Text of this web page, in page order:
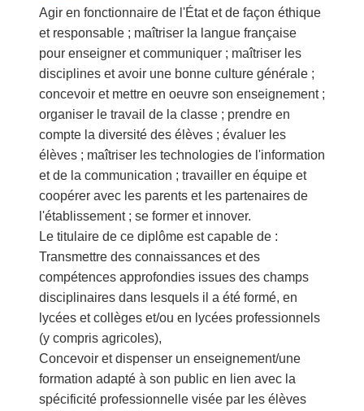
Agir en fonctionnaire de l'État et de façon éthique
et responsable ; maîtriser la langue française
pour enseigner et communiquer ; maîtriser les
disciplines et avoir une bonne culture générale ;
concevoir et mettre en oeuvre son enseignement ;
organiser le travail de la classe ; prendre en
compte la diversité des élèves ; évaluer les
élèves ; maîtriser les technologies de l'information
et de la communication ; travailler en équipe et
coopérer avec les parents et les partenaires de
l'établissement ; se former et innover.
Le titulaire de ce diplôme est capable de :
Transmettre des connaissances et des
compétences approfondies issues des champs
disciplinaires dans lesquels il a été formé, en
lycées et collèges et/ou en lycées professionnels
(y compris agricoles),
Concevoir et dispenser un enseignement/une
formation adapté à son public en lien avec la
spécificité professionnelle visée par les élèves